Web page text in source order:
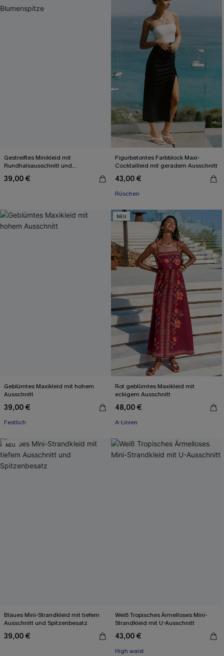
Gestreiftes Minikleid mit
Rundhalsausschnitt und
39,00 €
Figurbetontes Farbblock Maxi-
Cocktailleid mit geradem Ausschnitt
43,00 €
Rüschen
Geblümtes Maxikleid mit hohem
Ausschnitt
39,00 €
Festlich
NEU
Rot geblümtes Maxikleid mit
eckigem Ausschnitt
48,00 €
A-Linien
NEU
Blaues Mini-Strandkleid mit tiefem
Ausschnitt und Spitzenbesatz
39,00 €
Weiß Tropisches Ärmelloses Mini-
Strandkleid mit U-Ausschnitt
43,00 €
High waist